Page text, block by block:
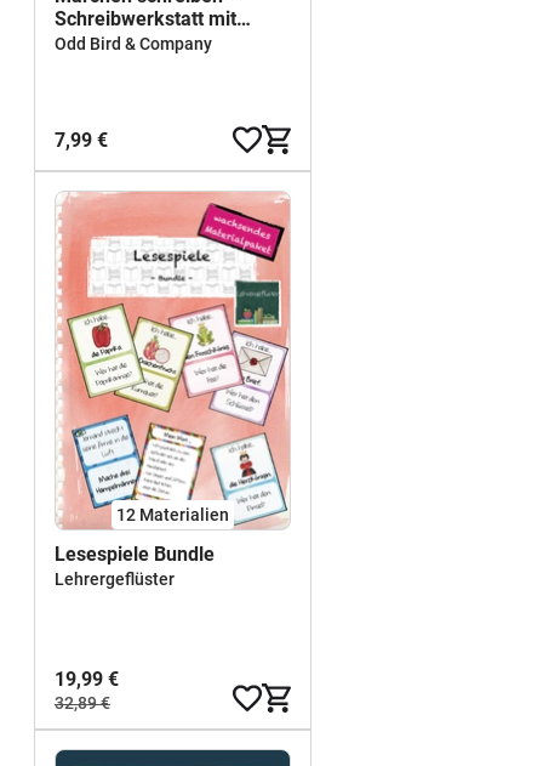
Schreibwerkstatt mit
vielen Übungen
Odd Bird & Company
7,99 €
12 Materialien
Lesespiele Bundle
Lehrergeflüster
19,99 €
32,89 €